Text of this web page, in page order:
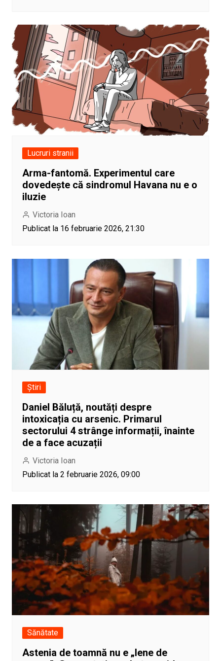
Lucruri stranii
Arma-fantomă. Experimentul care
dovedește că sindromul Havana nu e o
iluzie
Victoria Ioan
Publicat la 16 februarie 2026, 21:30
Știri
Daniel Băluță, noutăți despre
intoxicația cu arsenic. Primarul
sectorului 4 strânge informații, înainte
de a face acuzații
Victoria Ioan
Publicat la 2 februarie 2026, 09:00
Sănătate
Astenia de toamnă nu e „lene de